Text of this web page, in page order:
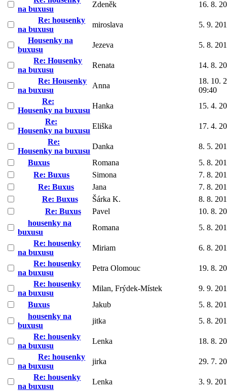
na buxusu
Zdeněk
16. 8.
Re: housenky
na buxusu
miroslava
5. 9.
Housenky na
buxusu
Jezeva
5. 8.
Re: Housenky
na buxusu
Renata
14. 8.
Re: Housenky
na buxusu
Anna
18. 10.
09:40
Re:
Housenky na buxusu
Hanka
15. 4.
Re:
Housenky na buxusu
Eliška
17. 4.
Re:
Housenky na buxusu
Danka
8. 5.
Buxus
Romana
5. 8.
Re: Buxus
Simona
7. 8.
Re: Buxus
Jana
7. 8.
Re: Buxus
Šárka K.
8. 8.
Re: Buxus
Pavel
10. 8.
housenky na
buxusu
Romana
5. 8.
Re: housenky
na buxusu
Miriam
6. 8.
Re: housenky
na buxusu
Petra Olomouc
19. 8.
Re: housenky
na buxusu
Milan, Frýdek-Místek
9. 9.
Buxus
Jakub
5. 8.
housenky na
buxusu
jitka
5. 8.
Re: housenky
na buxusu
Lenka
18. 8.
Re: housenky
na buxusu
jirka
29. 7.
Re: housenky
na buxusu
Lenka
3. 9.